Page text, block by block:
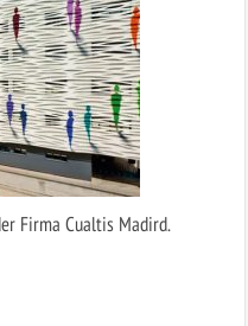
Firma Cualtis Madird.